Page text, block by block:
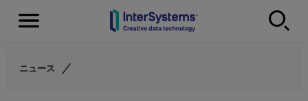
Skip to content
Menu
ニュース